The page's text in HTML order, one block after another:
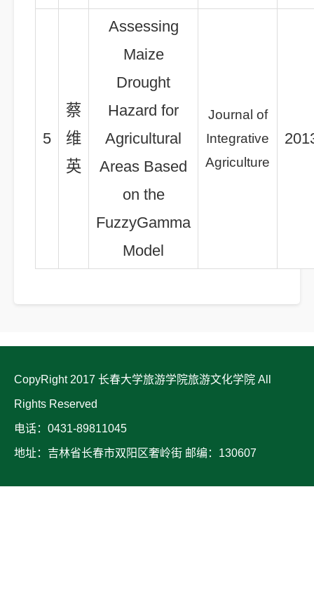
5
蔡
维
英
Assessing
Maize
Drought
Hazard for
Agricultural
Areas Based
on the
FuzzyGamma
Model
Journal of
Integrative
Agriculture
CopyRight 2017 长春大学旅游学院旅游文化学院 All
Rights Reserved
电话：0431-89811045
地址：吉林省长春市双阳区奢岭街 邮编：130607